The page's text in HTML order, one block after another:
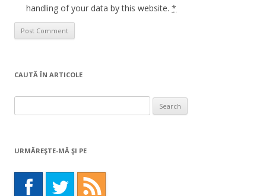
handling of your data by this website. *
CAUTĂ ÎN ARTICOLE
for:
URMĂREŞTE-MĂ ŞI PE